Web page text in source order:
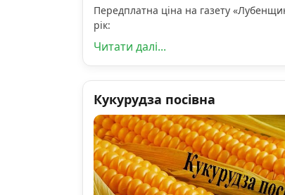
Передплатна ціна на газету
рік:
Читати далі...
Кукурудза посівна